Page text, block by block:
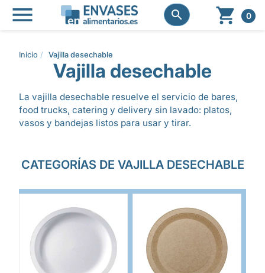
 
  0
Inicio Vajilla desechable
Vajilla desechable
La vajilla desechable resuelve el servicio de bares,
food trucks, catering y delivery sin lavado: platos,
vasos y bandejas listos para usar y tirar.
CATEGORÍAS DE VAJILLA DESECHABLE